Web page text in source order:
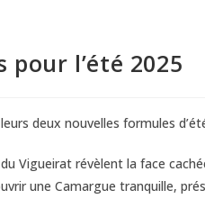
pour l’été 2025
deux nouvelles formules
Vigueirat révèlent la face
une Camargue tranquille,